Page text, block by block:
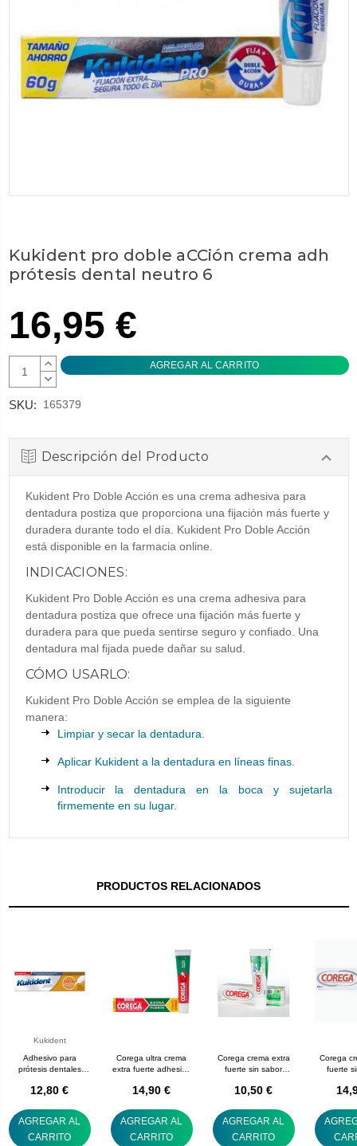
Kukident pro doble aCCión crema adh
prótesis dental neutro 6
16,95 €
AUMENTAR
CANTIDAD:
DISMINUIR
SKU: 165379
Descripción del Producto
Kukident Pro Doble Acción es una crema adhesiva para
dentadura postiza que proporciona una fijación más fuerte y
duradera durante todo el día. Kukident Pro Doble Acción
está disponible en la farmacia online.
INDICACIONES:
Kukident Pro Doble Acción es una crema adhesiva para
dentadura postiza que ofrece una fijación más fuerte y
duradera para que pueda sentirse seguro y confiado. Una
dentadura mal fijada puede dañar su salud.
CÓMO USARLO:
Kukident Pro Doble Acción se emplea de la siguiente
manera:
Limpiar y secar la dentadura.
Aplicar Kukident a la dentadura en líneas finas.
Introducir la dentadura en la boca y sujetarla
firmemente en su lugar.
PRODUCTOS RELACIONADOS
Kukident
Adhesivo para
prótesis dentales
kukident
12,80 €
AGREGAR AL
CARRITO
Corega ultra crema
extra fuerte adhesivo
14,90 €
AGREGAR AL
CARRITO
Corega crema extra
fuerte sin sabor
dental (b)
10,50 €
AGREGAR AL
CARRITO
Corega
fuerte